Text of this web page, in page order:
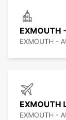
EXMOUTH
EXMOUTH -
EXMOUTH
EXMOUTH -